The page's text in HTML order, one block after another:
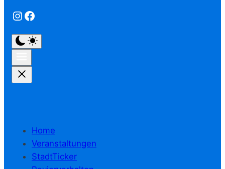
Instagram
Facebook
Home
Veranstaltungen
StadtTicker